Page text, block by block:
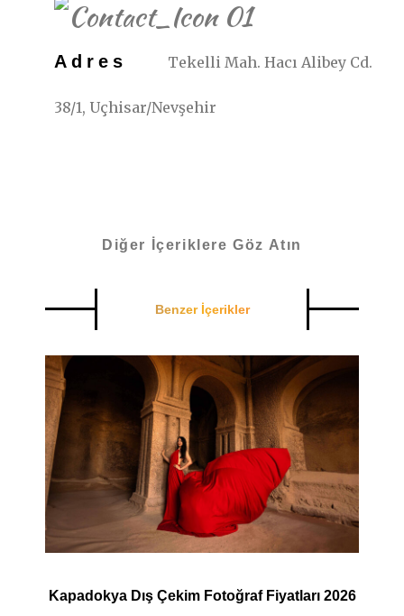
Adres Tekelli Mah. Hacı Alibey Cd.
38/1, Uçhisar/Nevşehir
Diğer İçeriklere Göz Atın
Benzer İçerikler
Kapadokya Dış Çekim Fotoğraf Fiyatları 2026